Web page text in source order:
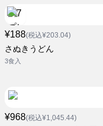
¥188(税込¥203.04)
さぬきうどん
3食入
¥968(税込¥1,045.44)